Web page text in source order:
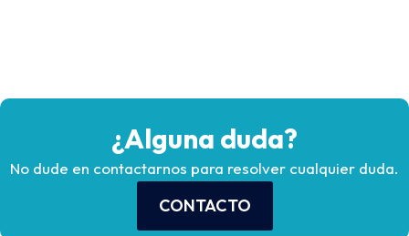
¿Alguna duda?
No dude en contactarnos para resolver cualquier duda.
CONTACTO